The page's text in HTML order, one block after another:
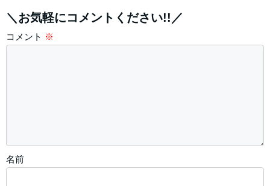
＼お気軽にコメントください!!／
コメント ※
名前